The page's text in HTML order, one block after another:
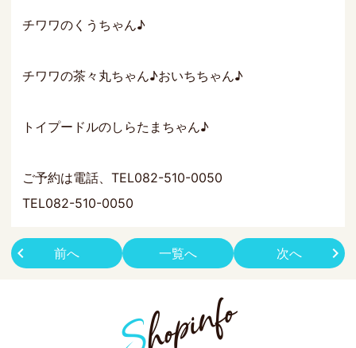
チワワのくうちゃん♪
チワワの茶々丸ちゃん♪おいちちゃん♪
トイプードルのしらたまちゃん♪
ご予約は電話、TEL082-510-0050
TEL082-510-0050
前へ 次へ
一覧へ